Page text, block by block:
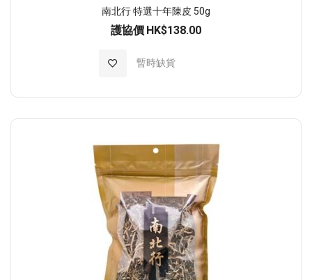
南北行 特選十年陳皮 50g
護協價 HK$138.00
暫時缺貨
加入至願望清單